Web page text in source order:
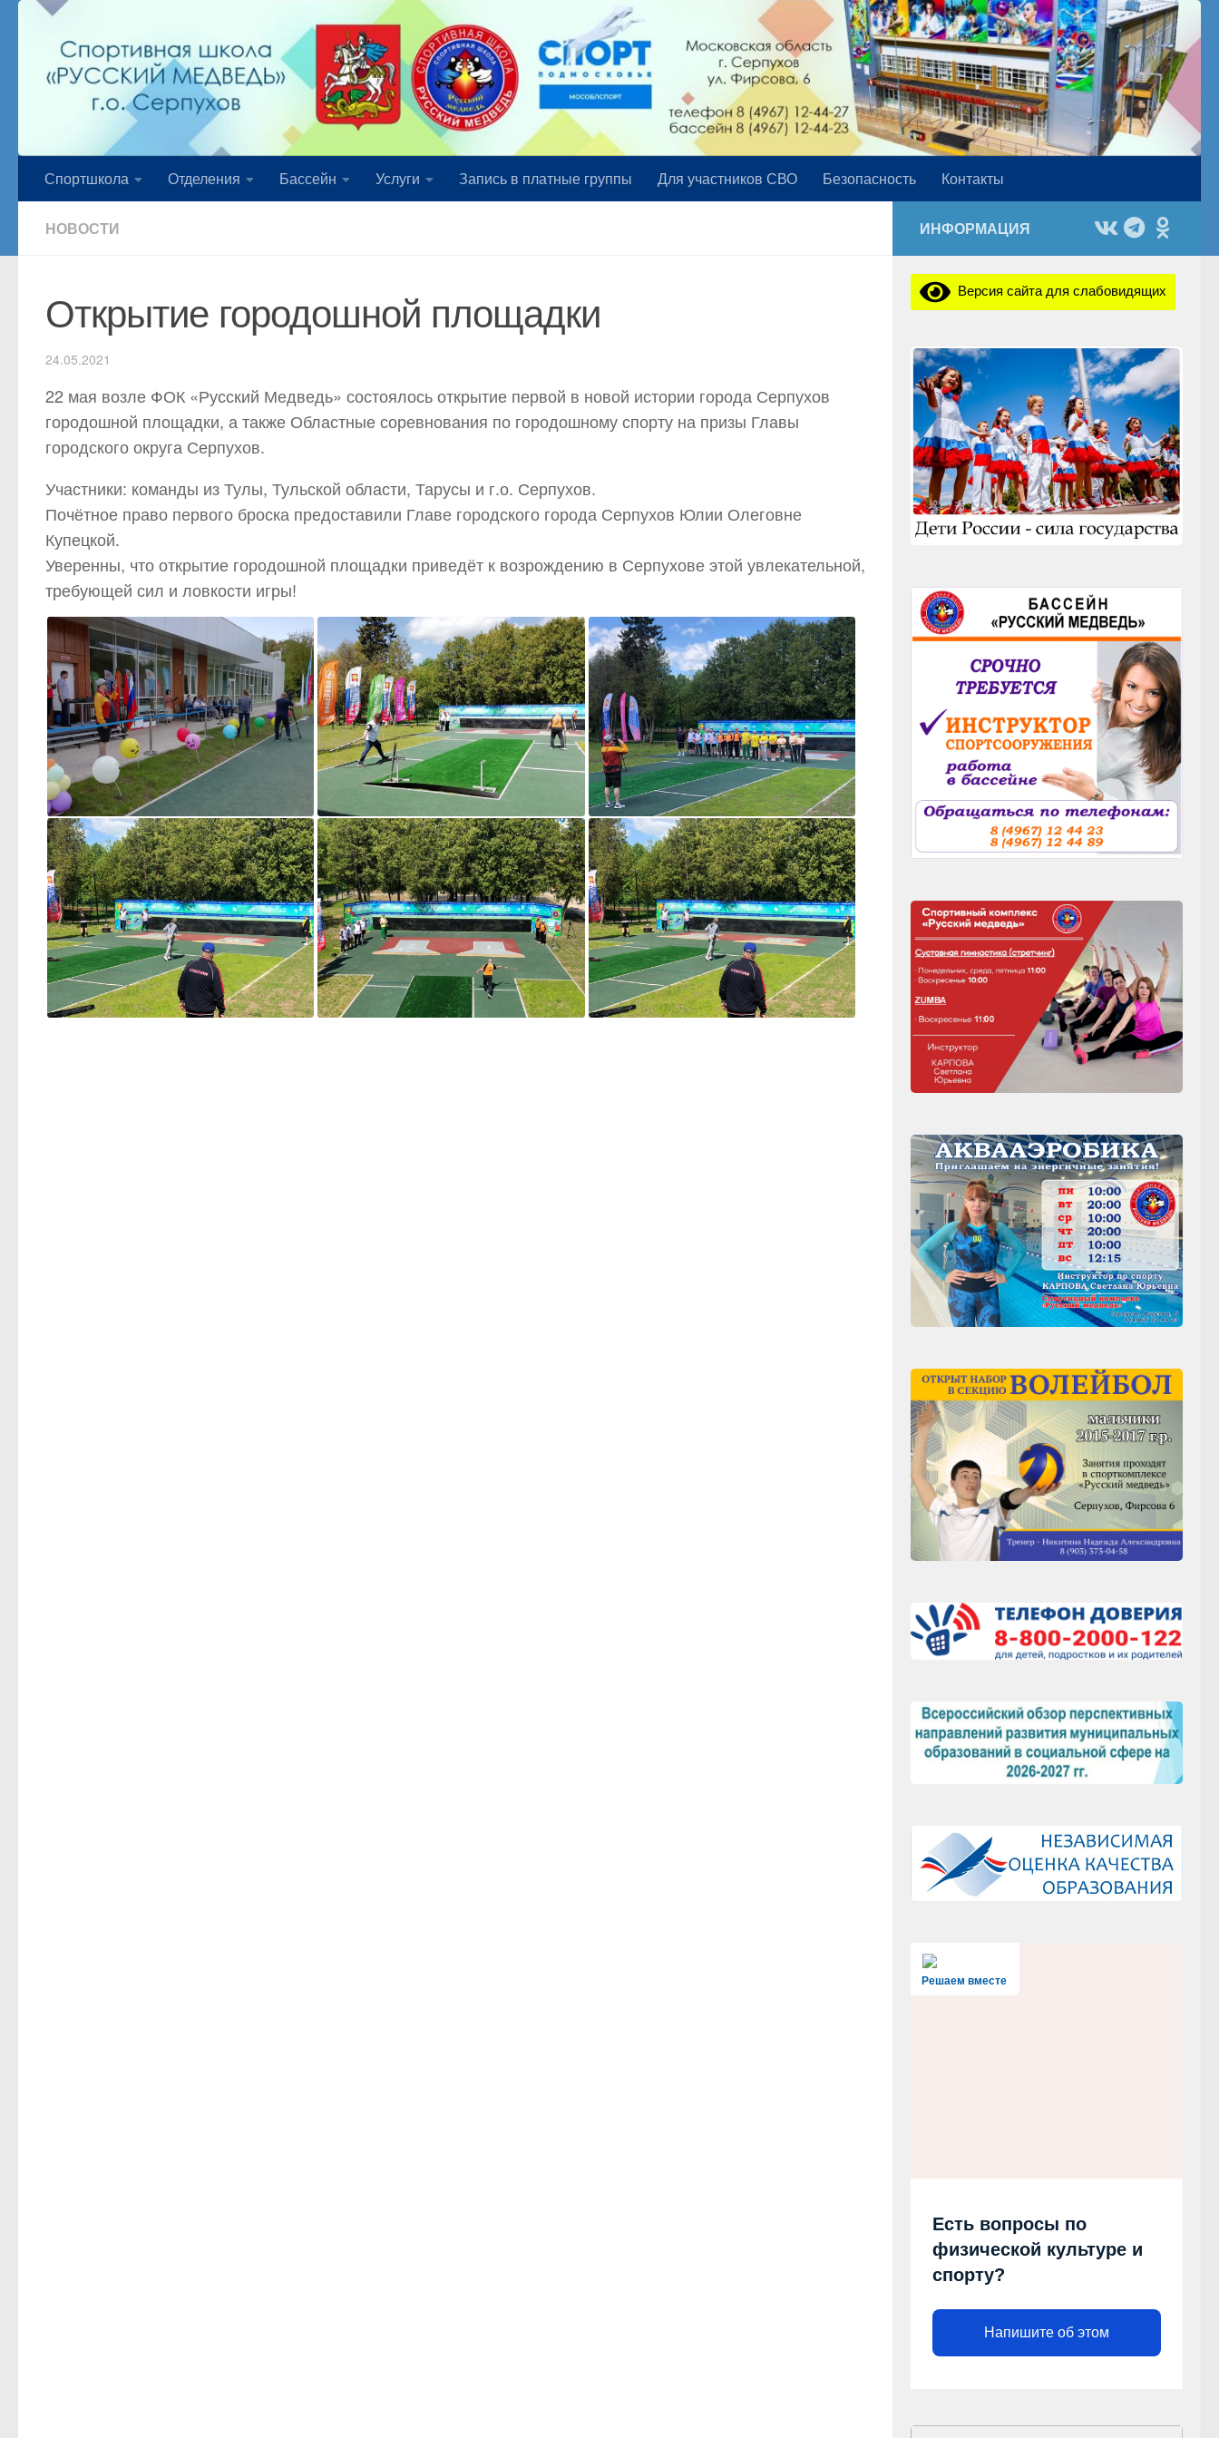
Спортшкола Отделения Бассейн Услуги Запись в платные группы Для участников СВО Безопасность Контакты
НОВОСТИ
Открытие городошной площадки
24.05.2021
22 мая возле ФОК «Русский Медведь» состоялось открытие первой в новой истории города Серпухов
городошной площадки, а также Областные соревнования по городошному спорту на призы Главы
городского округа Серпухов.
Участники: команды из Тулы, Тульской области, Тарусы и г.о. Серпухов.
Почётное право первого броска предоставили Главе городского города Серпухов Юлии Олеговне
Купецкой.
Уверенны, что открытие городошной площадки приведёт к возрождению в Серпухове этой увлекательной,
требующей сил и ловкости игры!
ИНФОРМАЦИЯ
Версия сайта для слабовидящих
Решаем вместе
Есть вопросы по
физической культуре и
спорту?
Напишите об этом